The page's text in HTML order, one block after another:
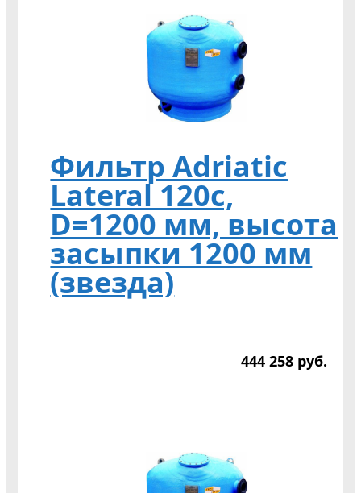
Фильтр Adriatic
Lateral 120c,
D=1200 мм, высота
засыпки 1200 мм
(звезда)
444 258 руб.